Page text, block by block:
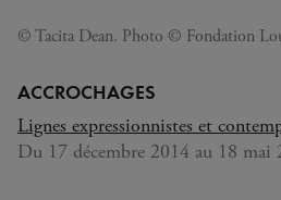
© Tacita Dean. Photo © Fondation
ACCROCHAGES
Lignes expressionnistes et
Du 17 décembre 2014 au 18 mai